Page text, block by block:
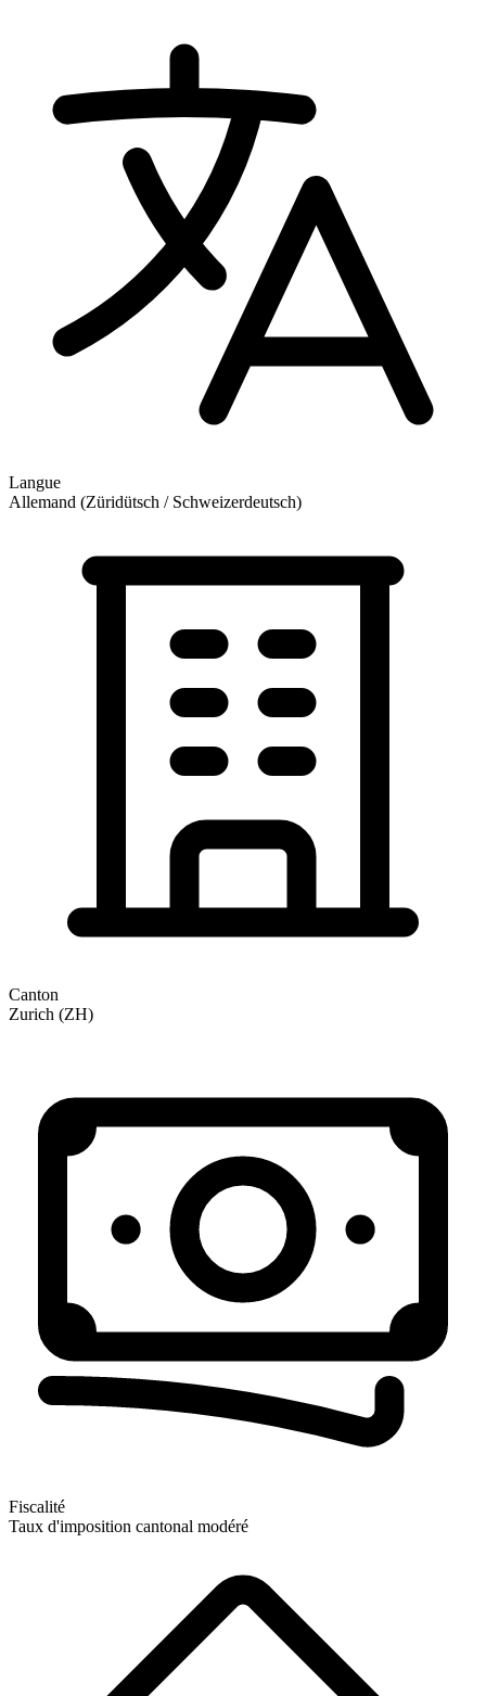
Langue
Allemand (Züridütsch / Schweizerdeutsch)
Canton
Zurich (ZH)
Fiscalité
Taux d'imposition cantonal modéré